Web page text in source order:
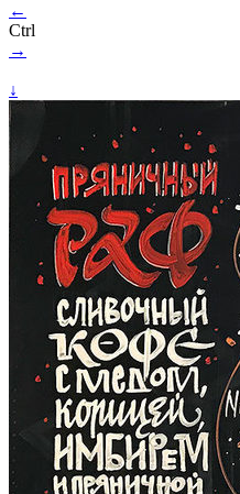
←
Ctrl
→
↓